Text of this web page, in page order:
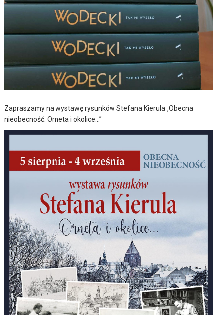
Zapraszamy na wystawę rysunków Stefana Kierula „Obecna
nieobecność. Orneta i okolice…”